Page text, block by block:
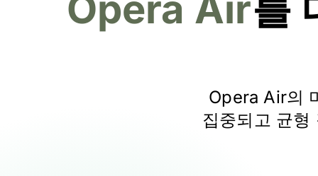
Opera Air의
집중되고 균형